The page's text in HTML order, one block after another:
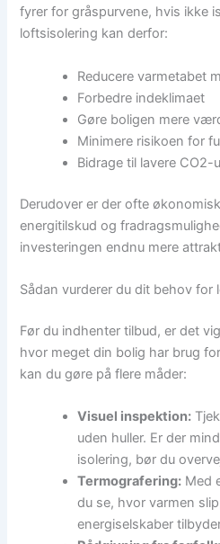
fyrer for gråspurvene, hvis ikke
loftsisolering kan derfor:
Reducere varmetabet
Forbedre indeklimaet
Gøre boligen mere
Minimere risikoen for
Bidrage til lavere CO2-
Derudover er der ofte
energitilskud og
investeringen endnu mere
Sådan vurderer du dit behov for
Før du indhenter tilbud, er det
hvor meget din bolig har brug
kan du gøre på flere måder:
Visuel inspektion:
uden huller. Er der
isolering, bør du
Termografering: Med
du se, hvor varmen
energiselskaber